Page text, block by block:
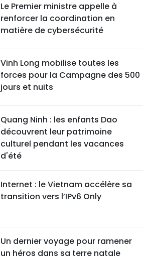
Le Premier ministre appelle à
renforcer la coordination en
matière de cybersécurité
Vinh Long mobilise toutes les
forces pour la Campagne des 500
jours et nuits
Quang Ninh : les enfants Dao
découvrent leur patrimoine
culturel pendant les vacances
d'été
Internet : le Vietnam accélère sa
transition vers l’IPv6 Only
Un dernier voyage pour ramener
un héros dans sa terre natale